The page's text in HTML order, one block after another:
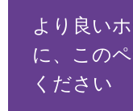
より良い
に、この
ください